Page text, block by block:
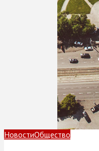
НовостиОбщество